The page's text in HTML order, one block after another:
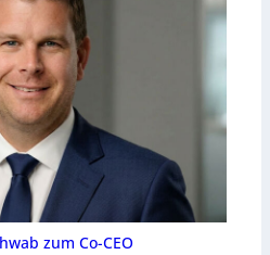
zum Co-CEO